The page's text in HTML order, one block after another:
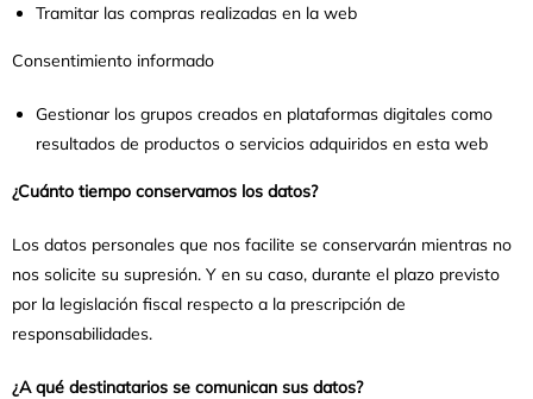
Tramitar las compras realizadas en la web
Consentimiento informado
Gestionar los grupos creados en plataformas digitales como
resultados de productos o servicios adquiridos en esta web
¿Cuánto tiempo conservamos los datos?
Los datos personales que nos facilite se conservarán mientras no
nos solicite su supresión. Y en su caso, durante el plazo previsto
por la legislación fiscal respecto a la prescripción de
responsabilidades.
¿A qué destinatarios se comunican sus datos?